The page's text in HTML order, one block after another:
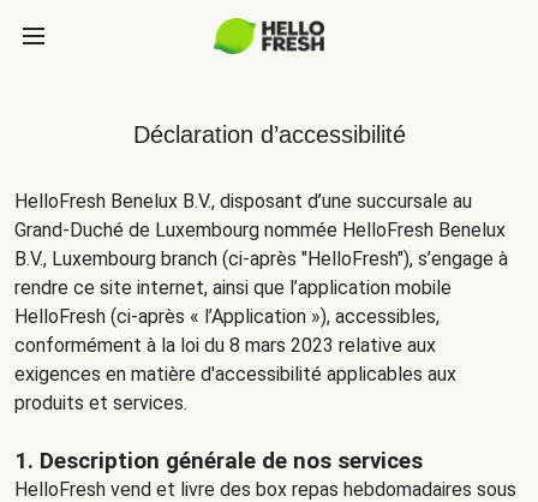
Déclaration d’accessibilité
HelloFresh Benelux B.V., disposant d’une succursale au
Grand-Duché de Luxembourg nommée HelloFresh Benelux
B.V., Luxembourg branch (ci-après "HelloFresh"), s’engage à
rendre ce site internet, ainsi que l’application mobile
HelloFresh (ci-après « l’Application »), accessibles,
conformément à la loi du 8 mars 2023 relative aux
exigences en matière d'accessibilité applicables aux
produits et services.
1. Description générale de nos services
HelloFresh vend et livre des box repas hebdomadaires sous